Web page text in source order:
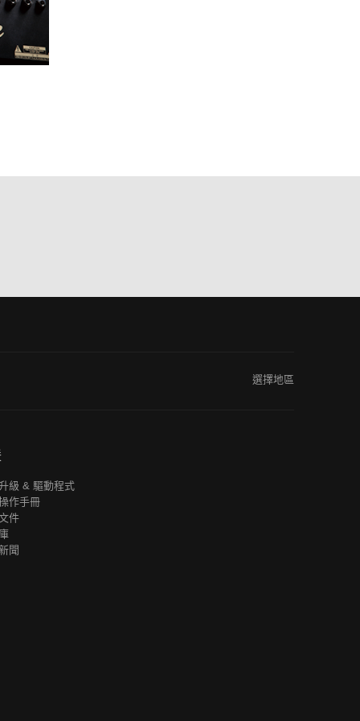
選擇地區
級 & 驅動程式
作手冊
件
聞